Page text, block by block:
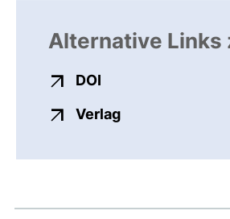
Alternative Links
DOI
Verlagexterner Link,